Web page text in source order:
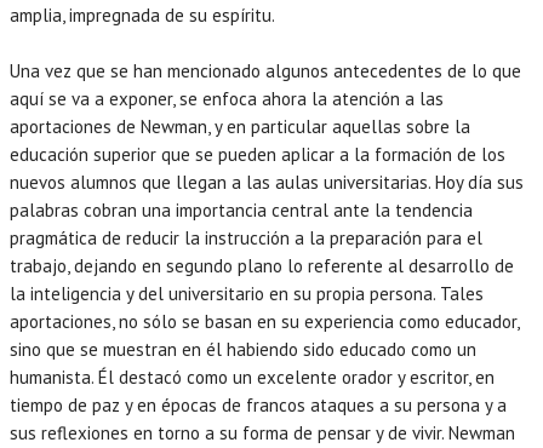
amplia, impregnada de su espíritu.
Una vez que se han mencionado algunos antecedentes de lo que
aquí se va a exponer, se enfoca ahora la atención a las
aportaciones de Newman, y en particular aquellas sobre la
educación superior que se pueden aplicar a la formación de los
nuevos alumnos que llegan a las aulas universitarias. Hoy día sus
palabras cobran una importancia central ante la tendencia
pragmática de reducir la instrucción a la preparación para el
trabajo, dejando en segundo plano lo referente al desarrollo de
la inteligencia y del universitario en su propia persona. Tales
aportaciones, no sólo se basan en su experiencia como educador,
sino que se muestran en él habiendo sido educado como un
humanista. Él destacó como un excelente orador y escritor, en
tiempo de paz y en épocas de francos ataques a su persona y a
sus reflexiones en torno a su forma de pensar y de vivir. Newman